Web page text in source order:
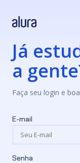
Já
a
Faça seu login e
E-mail
Senha